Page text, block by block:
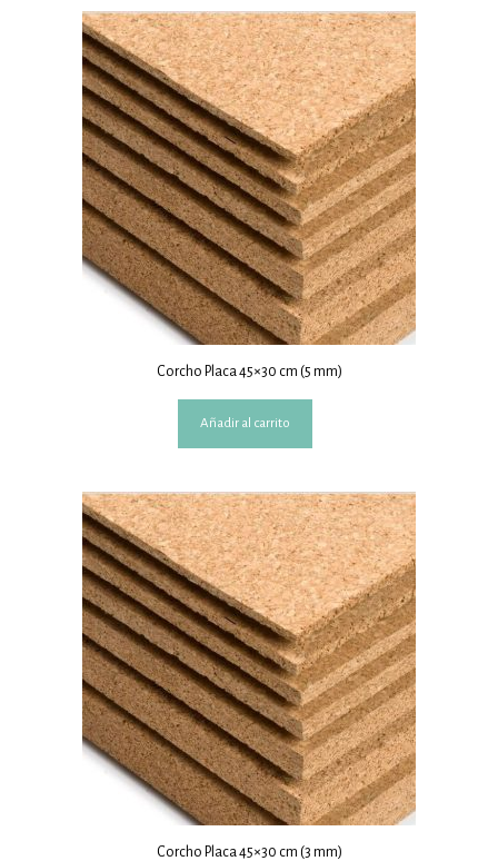
Corcho Placa 45×30 cm (5 mm)
Añadir al carrito
Corcho Placa 45×30 cm (3 mm)